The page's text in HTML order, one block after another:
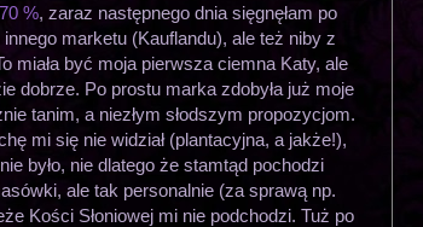
%, zaraz następnego dnia sięgnęłam po
marketu (Kauflandu), ale też niby z
miała być moja pierwsza ciemna Katy, ale
dobrze. Po prostu marka zdobyła już moje
tanim, a niezłym słodszym propozycjom.
mi się nie widział (plantacyjna, a jakże!),
było, nie dlatego że stamtąd pochodzi
ale tak personalnie (za sprawą np.
Kości Słoniowej mi nie podchodzi. Tuż po